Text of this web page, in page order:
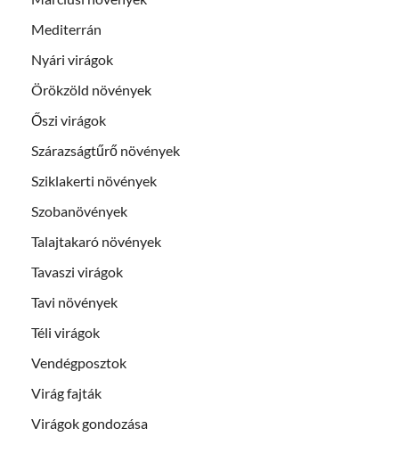
Mediterrán
Nyári virágok
Örökzöld növények
Őszi virágok
Szárazságtűrő növények
Sziklakerti növények
Szobanövények
Talajtakaró növények
Tavaszi virágok
Tavi növények
Téli virágok
Vendégposztok
Virág fajták
Virágok gondozása